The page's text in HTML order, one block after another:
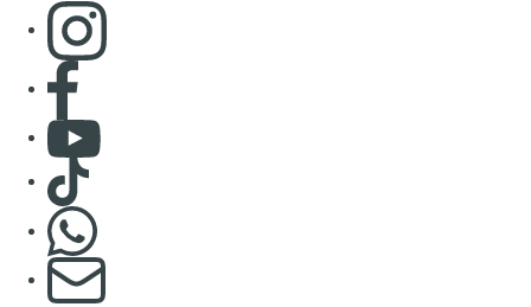
Consulter page Instagram
Consulter page Facebook
Consulter Youtube
Consulter TikTok
S'abonner à notre newsletter